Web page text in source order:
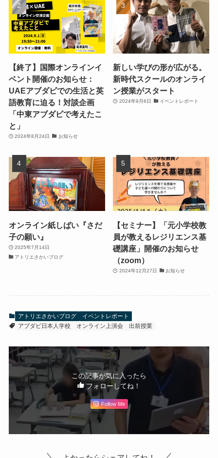
【終了】国際オンラインイ
ベント開催のお知らせ：
UAEアブダビでの生活と英
語教育に迫る！対談企画
「中東アブダビで考えたこ
と」
2024年8月24日 お知らせ
新しい学びの形が広がる。
新時代スクールのオンライ
ン授業がスタート
2024年9月6日 イベントレポート
オンライン紙しばい『さだ
子の願い』
2025年7月14日
アトリエさかいブログ
【セミナー】「元小学校教
員が教えるレジリエンス基
礎講座」開催のお知らせ
（zoom）
2024年12月27日 お知らせ
アトリエさかいブログ
イベントレポート
アブダビ日本人学校
オンライン上演会 出前授業
この記事が気に入ったら
フォローしてね！
Follow Me